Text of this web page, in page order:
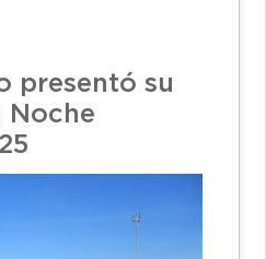
presentó su
Noche